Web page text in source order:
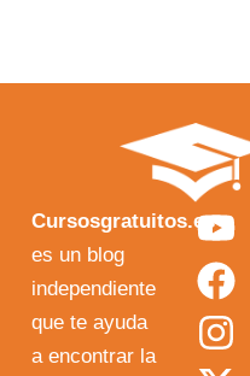
Cursosgratuitos.es
es un blog
independiente
que te ayuda
a encontrar la
Y
o
u
t
F
a
c
e
I
n
s
t
X
-
t
w